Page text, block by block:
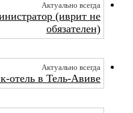
Актуально всегда
(иврит не
обязателен)
Актуально всегда
отель в Тель-Авиве